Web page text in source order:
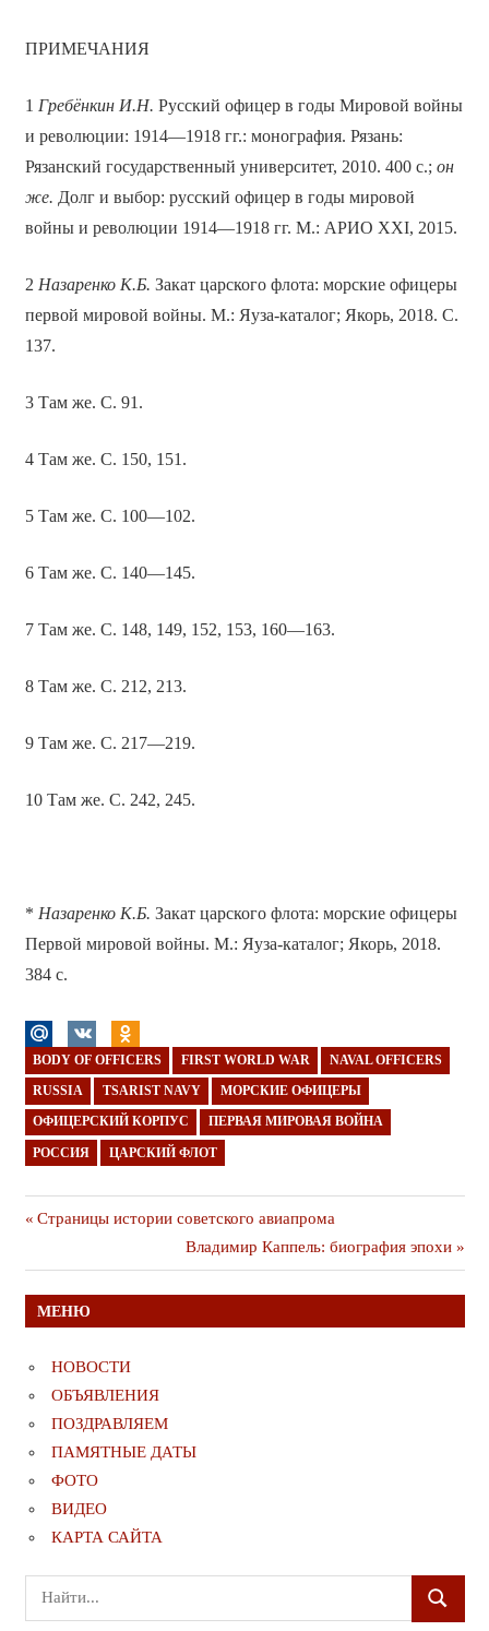
ПРИМЕЧАНИЯ
1 Гребёнкин И.Н. Русский офицер в годы Мировой войны
и революции: 1914—1918 гг.: монография. Рязань:
Рязанский государственный университет, 2010. 400 с.; он
же. Долг и выбор: русский офицер в годы мировой
войны и революции 1914—1918 гг. М.: АРИО XXI, 2015.
2 Назаренко К.Б. Закат царского флота: морские офицеры
первой мировой войны. М.: Яуза-каталог; Якорь, 2018. С.
137.
3 Там же. С. 91.
4 Там же. С. 150, 151.
5 Там же. С. 100—102.
6 Там же. С. 140—145.
7 Там же. С. 148, 149, 152, 153, 160—163.
8 Там же. С. 212, 213.
9 Там же. С. 217—219.
10 Там же. С. 242, 245.
* Назаренко К.Б. Закат царского флота: морские офицеры
Первой мировой войны. М.: Яуза-каталог; Якорь, 2018.
384 с.
BODY OF OFFICERS FIRST WORLD WAR NAVAL OFFICERS
RUSSIA TSARIST NAVY МОРСКИЕ ОФИЦЕРЫ
ОФИЦЕРСКИЙ КОРПУС ПЕРВАЯ МИРОВАЯ ВОЙНА
РОССИЯ ЦАРСКИЙ ФЛОТ
Навигация
по
записям
Предыдущая
Страницы истории советского авиапрома
Следующая
публикация
Владимир Каппель: биография эпохи
МЕНЮ
НОВОСТИ
ОБЪЯВЛЕНИЯ
ПОЗДРАВЛЯЕМ
ПАМЯТНЫЕ ДАТЫ
ФОТО
ВИДЕО
КАРТА САЙТА
Поиск
для:
ПОИСК